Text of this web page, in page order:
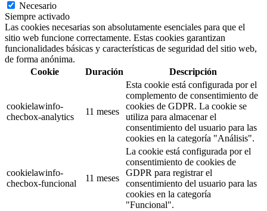
Necesario
Siempre activado
Las cookies necesarias son absolutamente esenciales para que el
sitio web funcione correctamente. Estas cookies garantizan
funcionalidades básicas y características de seguridad del sitio web,
de forma anónima.
Cookie
Duración Descripción
cookielawinfo-
checbox-analytics
11 meses
Esta cookie está configurada por el
complemento de consentimiento de
cookies de GDPR. La cookie se
utiliza para almacenar el
consentimiento del usuario para las
cookies en la categoría "Análisis".
cookielawinfo-
checbox-funcional
11 meses
La cookie está configurada por el
consentimiento de cookies de
GDPR para registrar el
consentimiento del usuario para las
cookies en la categoría
"Funcional".